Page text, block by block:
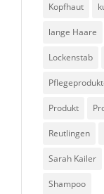
Kopfhaut
lange Haare
Lockenstab
Produkt
Reutlingen
Sarah Kailer
Shampoo